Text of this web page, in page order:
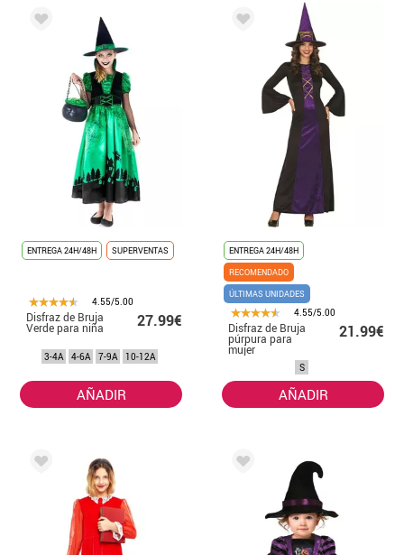
ENTREGA 24H/48H SUPERVENTAS
4.55/5.00
Disfraz de Bruja
Verde para niña 27.99€
3-4A 4-6A 7-9A 10-12A
AÑADIR
ENTREGA 24H/48H
RECOMENDADO
ÚLTIMAS UNIDADES
4.55/5.00
Disfraz de Bruja
púrpura para
mujer
21.99€
S
AÑADIR